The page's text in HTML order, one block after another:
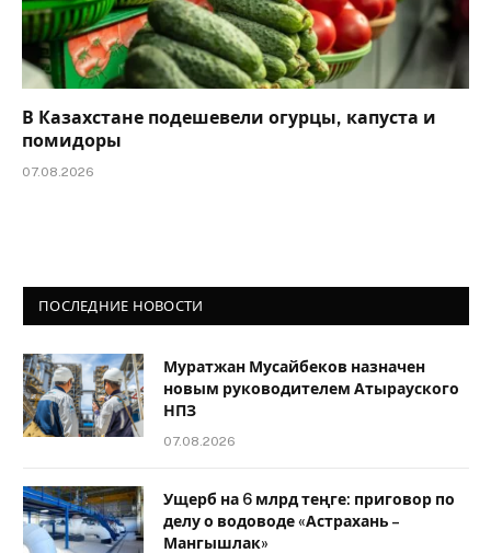
В Казахстане подешевели огурцы, капуста и
помидоры
07.08.2026
ПОСЛЕДНИЕ НОВОСТИ
Муратжан Мусайбеков назначен
новым руководителем Атырауского
НПЗ
07.08.2026
Ущерб на 6 млрд теңге: приговор по
делу о водоводе «Астрахань –
Мангышлак»